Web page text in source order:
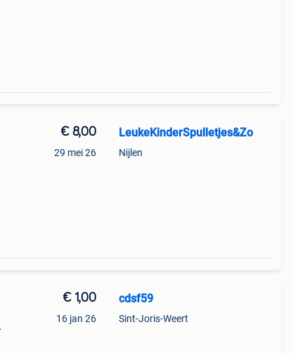
€ 8,00
29 mei 26
LeukeKinderSpulletjes&Zo
Nijlen
€ 1,00
16 jan 26
cdsf59
Sint-Joris-Weert